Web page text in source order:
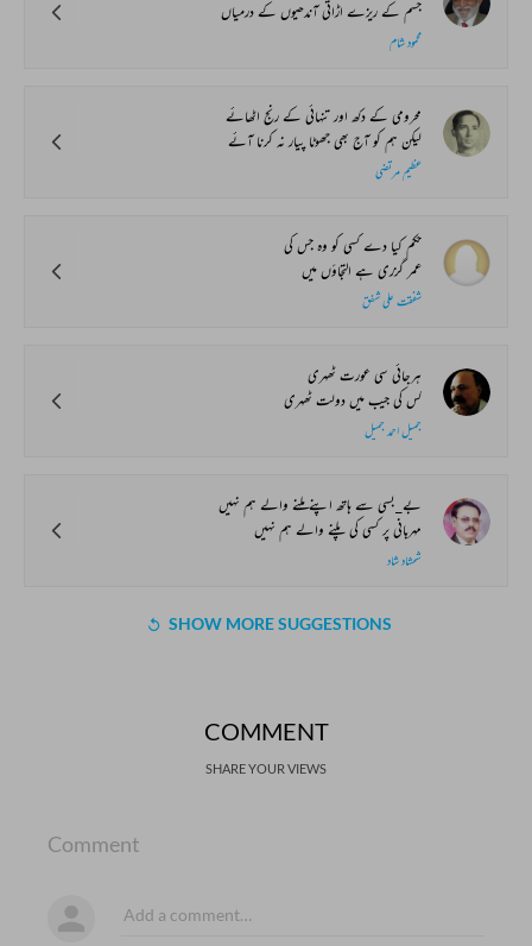
جسم کے ریزے اڑاتی آندھیوں کے درمیاں
محمود شام
محرومی کے دکھ اور تنہائی کے رنج اٹھائے
لیکن ہم کو آج بھی جھوٹا پیار نہ کرنا آئے
عظیم مرتضی
حکم کیا دے کسی کو وہ جس کی
عمر گزری ہے التجاؤں میں
شفقت علی شفق
ہرجائی سی عورت ٹھہری
کس کی جیب میں دولت ٹھہری
جمیل احمد جمیل
بے_بسی سے ہاتھ اپنے ملنے والے ہم نہیں
مہربانی پر کسی کی پلنے والے ہم نہیں
شمشاد شاد
SHOW MORE SUGGESTIONS
COMMENT
SHARE YOUR VIEWS
Comment